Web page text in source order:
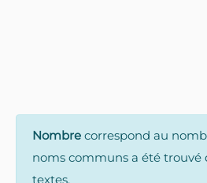
Nombre correspond au
noms communs a été trouvé
textes.